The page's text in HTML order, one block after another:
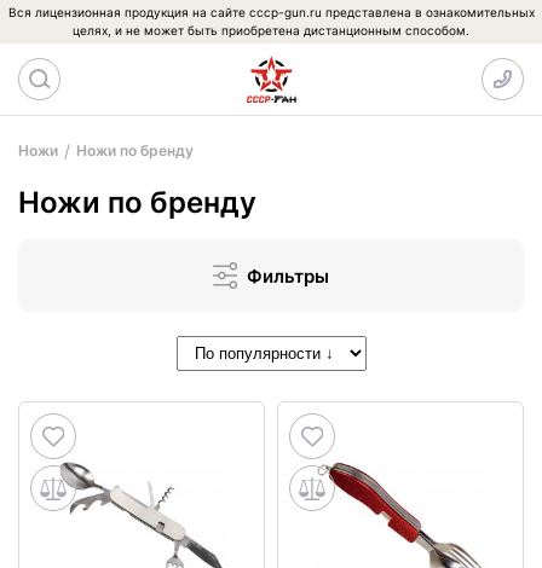
Вся лицензионная продукция на сайте cccp-gun.ru представлена в ознакомительных
целях, и не может быть приобретена дистанционным способом.
Ножи Ножи по бренду
Ножи по бренду
Фильтры